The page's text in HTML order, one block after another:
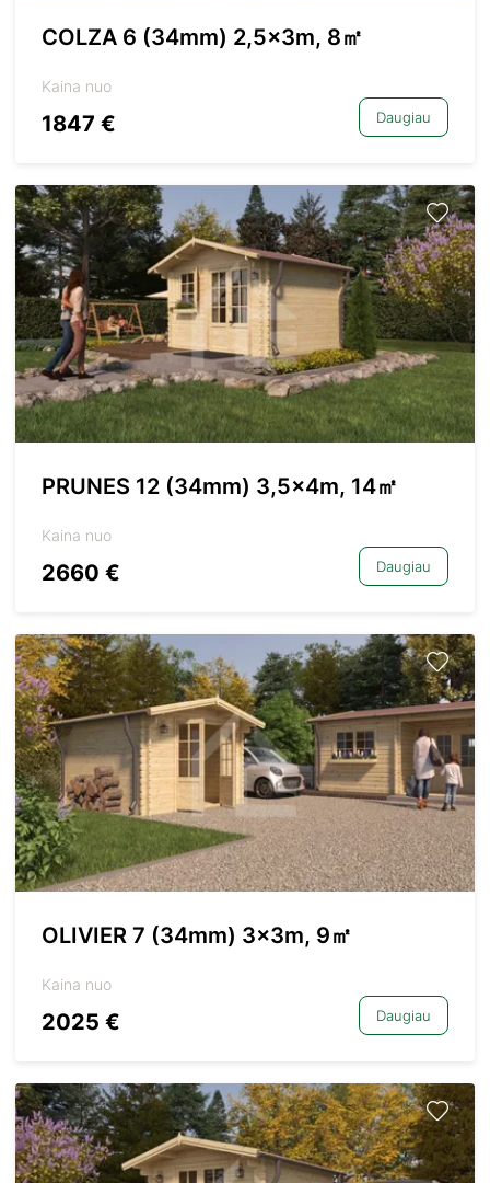
COLZA 6 (34mm) 2,5x3m, 8㎡
Kaina nuo
1847 € Daugiau
PRUNES 12 (34mm) 3,5x4m, 14㎡
Kaina nuo
2660 € Daugiau
OLIVIER 7 (34mm) 3x3m, 9㎡
Kaina nuo
2025 € Daugiau